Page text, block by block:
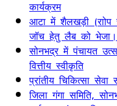
कार्यक्रम
आटा में शैलखड़ी
जॉच हेतु लैब को भेजा।
सोनभद्र में पंचायत
वित्तीय स्वीकृति
प्रांतीय चिकित्सा सेवा
जिला गंगा समिति,